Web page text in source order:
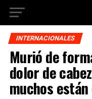
INTERNACIONALES
Murió de
dolor de
muchos